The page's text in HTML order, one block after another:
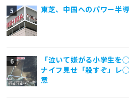
東芝、中国へのパワー半
「泣いて嫌がる小学生
ナイフ見せ「殺すぞ」レ
意